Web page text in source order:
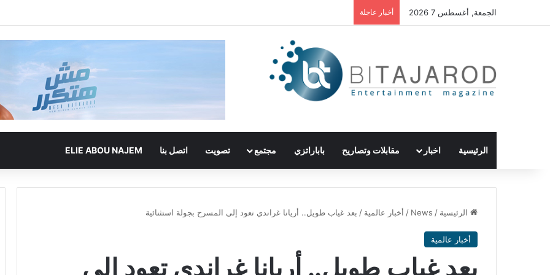
الجمعة, أغسطس 7 2026 أخبار عاجلة
الرئيسية اخبار مقابلات وتصاريح باباراتزي مجتمع تصويت اتصل بنا ELIE ABOU NAJEM
الرئيسية /
News
/ أخبار عالمية / بعد غياب طويل.. أريانا غراندي تعود إلى المسرح بجولة استثنائية
أخبار عالمية
بعد غياب طويل.. أريانا غراندي تعود إلى